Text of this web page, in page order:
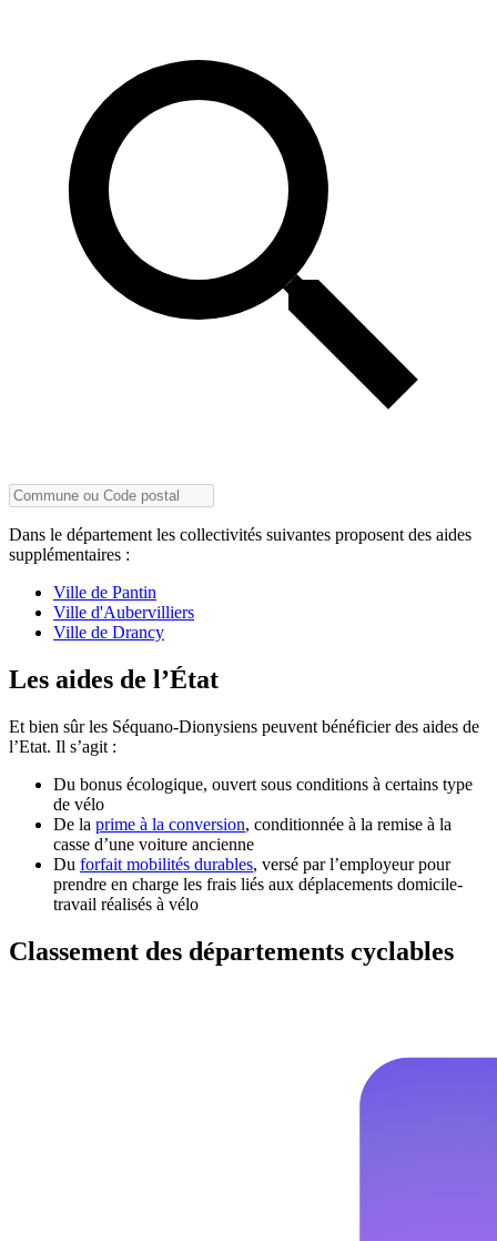
Dans le département les collectivités suivantes proposent des aides
supplémentaires :
Ville de Pantin
Ville d'Aubervilliers
Ville de Drancy
Les aides de l’État
Et bien sûr les Séquano-Dionysiens peuvent bénéficier des aides de
l’Etat. Il s’agit :
Du bonus écologique, ouvert sous conditions à certains type
de vélo
De la prime à la conversion, conditionnée à la remise à la
casse d’une voiture ancienne
Du forfait mobilités durables, versé par l’employeur pour
prendre en charge les frais liés aux déplacements domicile-
travail réalisés à vélo
Classement des départements cyclables